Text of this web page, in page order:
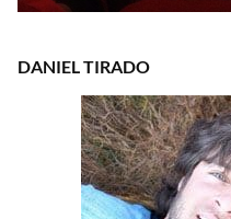
DANIEL TIRADO